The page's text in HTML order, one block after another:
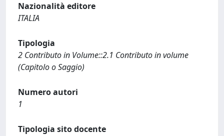
Nazionalità editore
ITALIA
Tipologia
2 Contributo in Volume::2.1 Contributo in volume
(Capitolo o Saggio)
Numero autori
1
Tipologia sito docente